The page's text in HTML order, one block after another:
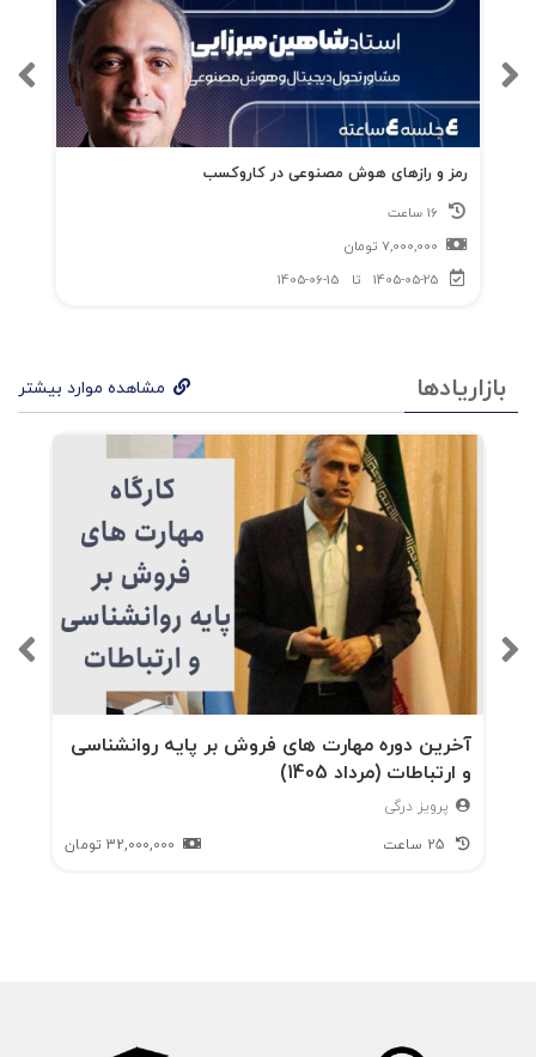
رمز و رازهای هوش مصنوعی در کاروکسب
7,000,000 تومان
1405-05-25
تا 1405-06-15
بازاریادها مشاهده موارد بیشتر
آخرین دوره مهارت های فروش بر پایه روانشناسی
و ارتباطات (مرداد 1405)
پرویز درگی
32,000,000 تومان